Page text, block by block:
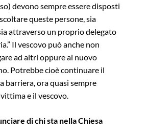
devono sempre essere disposti
queste persone, sia
attraverso un proprio delegato
Il vescovo può anche non
ad altri oppure al nuovo
Potrebbe cioè continuare il
barriera, ora quasi sempre
e il vescovo.
di chi sta nella Chiesa